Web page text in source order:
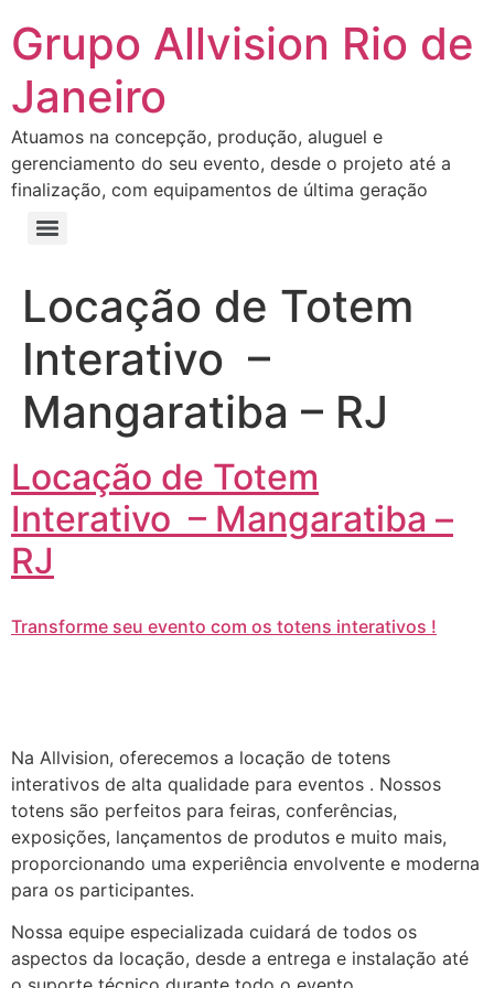
Grupo Allvision Rio de
Janeiro
Atuamos na concepção, produção, aluguel e
gerenciamento do seu evento, desde o projeto até a
finalização, com equipamentos de última geração
Locação de Totem
Interativo –
Mangaratiba – RJ
Locação de Totem
Interativo – Mangaratiba –
RJ
Transforme seu evento com os totens interativos !
Na Allvision, oferecemos a locação de totens
interativos de alta qualidade para eventos . Nossos
totens são perfeitos para feiras, conferências,
exposições, lançamentos de produtos e muito mais,
proporcionando uma experiência envolvente e moderna
para os participantes.
Nossa equipe especializada cuidará de todos os
aspectos da locação, desde a entrega e instalação até